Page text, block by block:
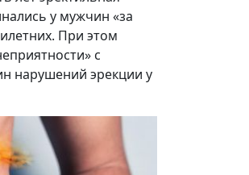
у мужчин «за
При этом
с
нарушений эрекции у